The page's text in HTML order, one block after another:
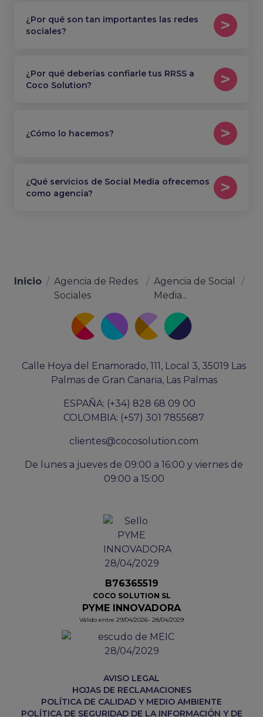
¿Por qué son tan importantes las redes
sociales?
¿Por qué deberías confiarle tus RRSS a
Coco Solution?
¿Cómo lo hacemos?
¿Qué servicios de Social Media ofrecemos
como agencia?
Inicio / Agencia de Redes
Sociales
/ Agencia de Social
Media...
/
Calle Hoya del Enamorado, 111, Local 3, 35019 Las
Palmas de Gran Canaria, Las Palmas
ESPAÑA: (+34) 828 68 09 00
COLOMBIA: (+57) 301 7855687
clientes@cocosolution.com
De lunes a jueves de 09:00 a 16:00 y viernes de
09:00 a 15:00
B76365519
COCO SOLUTION SL
PYME INNOVADORA
Válido entre 29/04/2026- 28/04/2029
AVISO LEGAL
HOJAS DE RECLAMACIONES
POLÍTICA DE CALIDAD Y MEDIO AMBIENTE
POLÍTICA DE SEGURIDAD DE LA INFORMACIÓN Y DE